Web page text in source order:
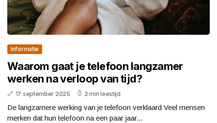
Informatie
Waarom gaat je telefoon langzamer
werken na verloop van tijd?
17 september 2025 2 min leestijd
De langzamere werking van je telefoon verklaard Veel mensen
merken dat hun telefoon na een paar jaar...